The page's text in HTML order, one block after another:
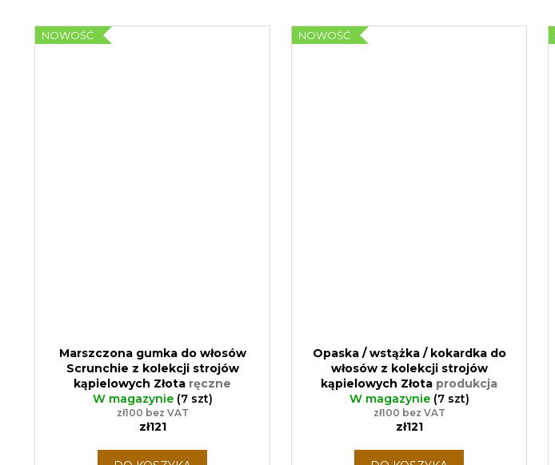
NOWOŚĆ
Marszczona gumka do włosów
Scrunchie z kolekcji strojów
kąpielowych Złota ręczne
wytwarzanie produktów zero
waste
W magazynie (7 szt)
zł100 bez VAT
zł121
NOWOŚĆ
Opaska / wstążka / kokardka do
włosów z kolekcji strojów
kąpielowych Złota produkcja
zgodna z zasadami zero waste,
ręczne wykonanie
W magazynie (7 szt)
zł100 bez VAT
zł121